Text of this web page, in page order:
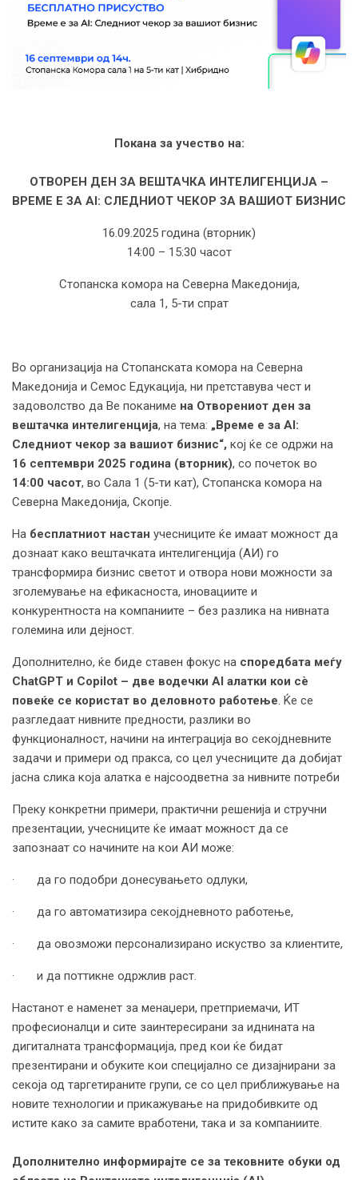
Покана за учество на:
ОТВОРЕН ДЕН ЗА ВЕШТАЧКА ИНТЕЛИГЕНЦИЈА –
ВРЕМЕ Е ЗА AI: СЛЕДНИОТ ЧЕКОР ЗА ВАШИОТ БИЗНИС
16.09.2025 година (вторник)
14:00 – 15:30 часот
Стопанска комора на Северна Македонија,
сала 1, 5-ти спрат
Во организација на Стопанската комора на Северна
Македонија и Семос Едукација, ни претставува чест и
задоволство да Ве поканиме на Отворениот ден за
вештачка интелигенција, на тема: „Време е за AI:
Следниот чекор за вашиот бизнис“, кој ќе се одржи на
16 септември 2025 година (вторник), со почеток во
14:00 часот, во Сала 1 (5-ти кат), Стопанска комора на
Северна Македонија, Скопје.
На бесплатниот настан учесниците ќе имаат можност да
дознаат како вештачката интелигенција (АИ) го
трансформира бизнис светот и отвора нови можности за
зголемување на ефикасноста, иновациите и
конкурентноста на компаниите – без разлика на нивната
големина или дејност.
Дополнително, ќе биде ставен фокус на споредбата меѓу
ChatGPT и Copilot – две водечки AI алатки кои сè
повеќе се користат во деловното работење. Ќе се
разгледаат нивните предности, разлики во
функционалност, начини на интеграција во секојдневните
задачи и примери од пракса, со цел учесниците да добијат
јасна слика која алатка е најсоодветна за нивните потреби
Преку конкретни примери, практични решенија и стручни
презентации, учесниците ќе имаат можност да се
запознаат со начините на кои АИ може:
· да го подобри донесувањето одлуки,
· да го автоматизира секојдневното работење,
· да овозможи персонализирано искуство за клиентите,
· и да поттикне одржлив раст.
Настанот е наменет за менаџери, претприемачи, ИТ
професионалци и сите заинтересирани за иднината на
дигиталната трансформација, пред кои ќе бидат
презентирани и обуките кои специјално се дизајнирани за
секоја од таргетираните групи, се со цел приближување на
новите технологии и прикажување на придобивките од
истите како за самите вработени, така и за компаниите.
Дополнително информирајте се за тековните обуки од